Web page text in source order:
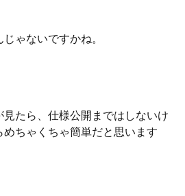
ゃないですかね。
見たら、仕様公開まではしないけ
ちゃくちゃ簡単だと思います